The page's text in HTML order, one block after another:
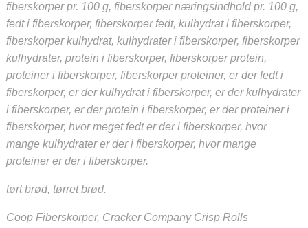
fiberskorper pr. 100 g, fiberskorper næringsindhold pr. 100 g,
fedt i fiberskorper, fiberskorper fedt, kulhydrat i fiberskorper,
fiberskorper kulhydrat, kulhydrater i fiberskorper, fiberskorper
kulhydrater, protein i fiberskorper, fiberskorper protein,
proteiner i fiberskorper, fiberskorper proteiner, er der fedt i
fiberskorper, er der kulhydrat i fiberskorper, er der kulhydrater
i fiberskorper, er der protein i fiberskorper, er der proteiner i
fiberskorper, hvor meget fedt er der i fiberskorper, hvor
mange kulhydrater er der i fiberskorper, hvor mange
proteiner er der i fiberskorper.
tørt brød, tørret brød.
Coop Fiberskorper, Cracker Company Crisp Rolls